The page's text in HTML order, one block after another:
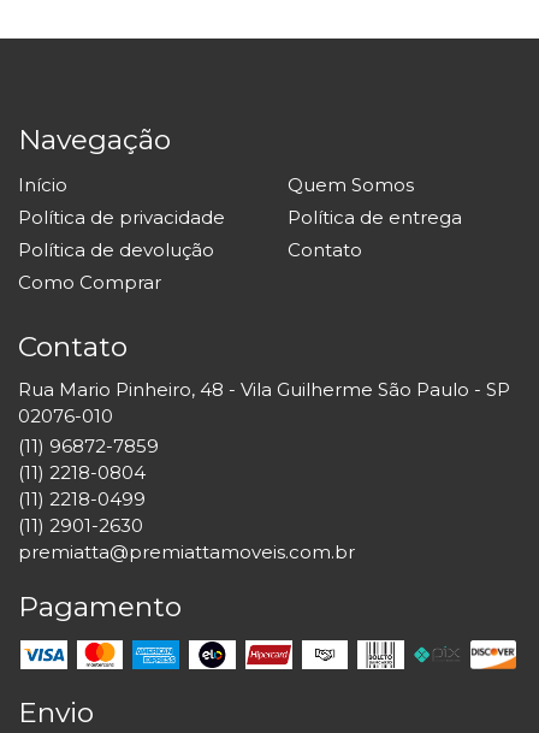
Navegação
Início
Quem Somos
Política de privacidade
Política de entrega
Política de devolução
Contato
Como Comprar
Contato
Rua Mario Pinheiro, 48 - Vila Guilherme São Paulo - SP
02076-010
(11) 96872-7859
(11) 2218-0804
(11) 2218-0499
(11) 2901-2630
premiatta@premiattamoveis.com.br
Pagamento
Envio